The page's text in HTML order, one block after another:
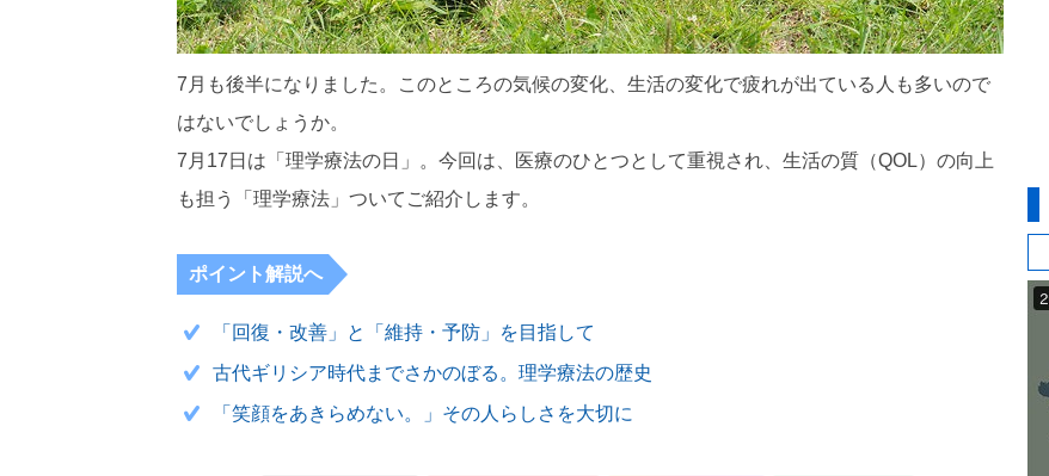
7月も後半になりました。このところの気候の変化、生活の変化で疲れが出ている人も多いので
はないでしょうか。
7月17日は「理学療法の日」。今回は、医療のひとつとして重視され、生活の質（QOL）の向上
も担う「理学療法」ついてご紹介します。
ポイント解説へ
「回復・改善」と「維持・予防」を目指して
古代ギリシア時代までさかのぼる。理学療法の歴史
「笑顔をあきらめない。」その人らしさを大切に